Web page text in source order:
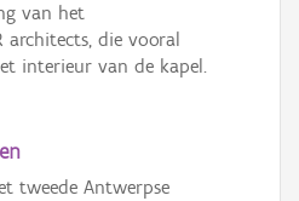
van het
architects, die vooral
interieur van de kapel.
tweede Antwerpse